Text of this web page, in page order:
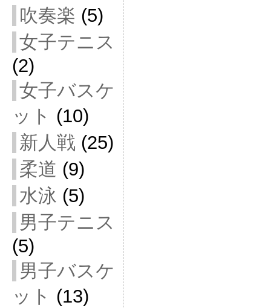
吹奏楽 (5)
女子テニス
(2)
女子バスケ
ット (10)
新人戦 (25)
柔道 (9)
水泳 (5)
男子テニス
(5)
男子バスケ
ット (13)